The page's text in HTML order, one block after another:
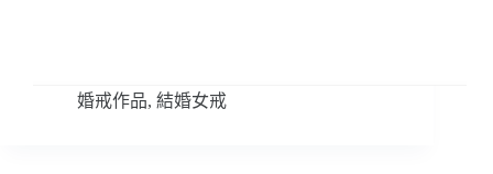
婚戒作品, 結婚女戒